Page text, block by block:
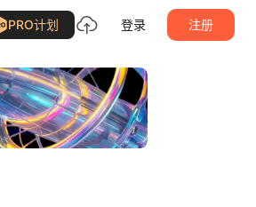
PRO计划 登录 注册
艺搏云天画册设计 关注